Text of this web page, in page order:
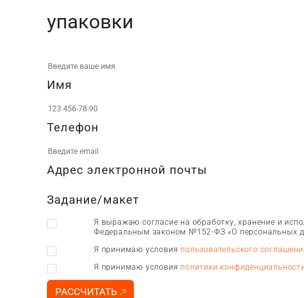
упаковки
Имя
Телефон
Адрес электронной почты
Задание/макет
Я выражаю согласие на обработку, хранение и
Федеральным законом №152-ФЗ «О персональных
Я принимаю условия пользовательского
Я принимаю условия политики
РАССЧИТАТЬ